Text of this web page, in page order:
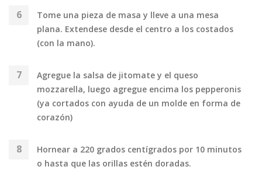
Tome una pieza de masa y lleve a una mesa
plana. Extendese desde el centro a los costados
(con la mano).
Agregue la salsa de jitomate y el queso
mozzarella, luego agregue encima los pepperonis
(ya cortados con ayuda de un molde en forma de
corazón)
Hornear a 220 grados centígrados por 10 minutos
o hasta que las orillas estén doradas.